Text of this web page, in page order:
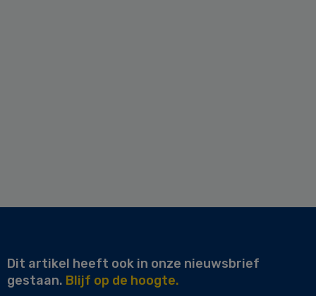
Dit artikel heeft ook in onze nieuwsbrief
gestaan. Blijf op de hoogte.